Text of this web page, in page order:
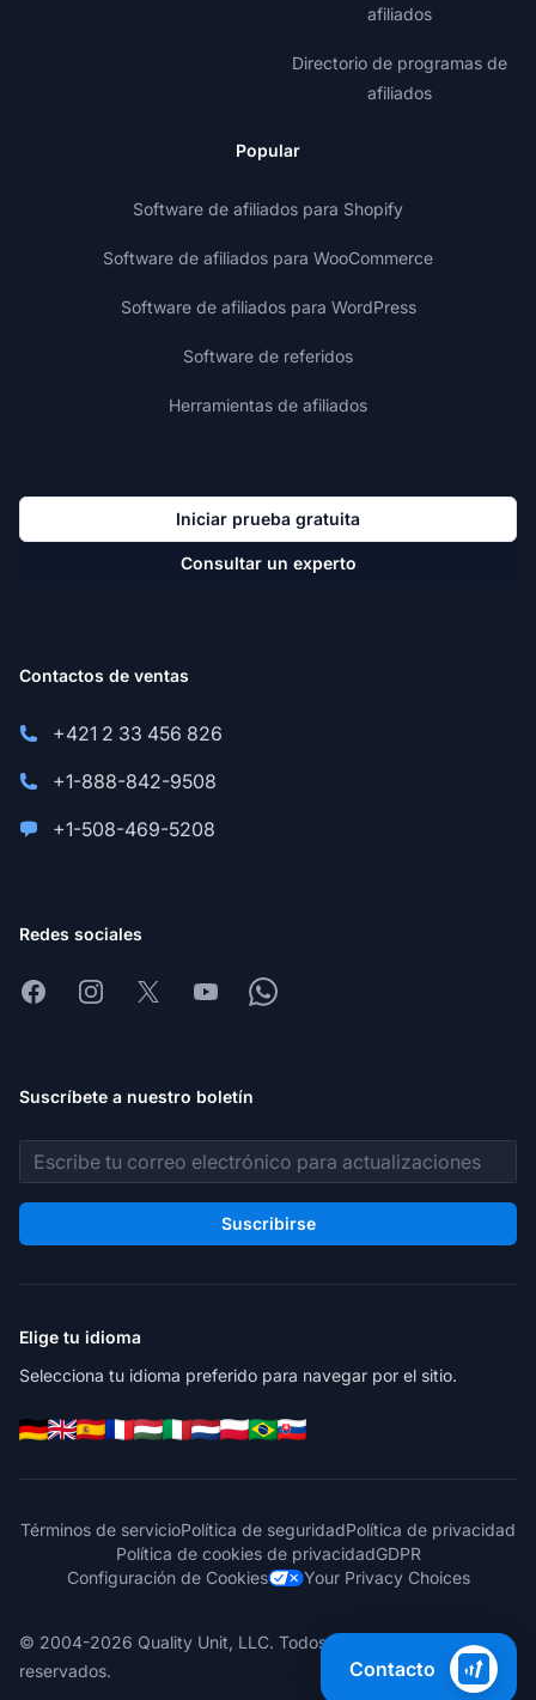
afiliados
Directorio de programas de
afiliados
Popular
Software de afiliados para Shopify
Software de afiliados para WooCommerce
Software de afiliados para WordPress
Software de referidos
Herramientas de afiliados
Iniciar prueba gratuita
Consultar un experto
Contactos de ventas
+421 2 33 456 826
+1-888-842-9508
+1-508-469-5208
Redes sociales
FacebookInstagram
X YoutubeWhatsapp
Suscríbete a nuestro boletín
Dirección de correo electrónico
Suscribirse
Elige tu idioma
Selecciona tu idioma preferido para navegar por el sitio.
Términos de servicioPolítica de seguridadPolítica de privacidad
Política de cookies de privacidadGDPR
Configuración de Cookies
Your Privacy Choices
© 2004-2026 Quality Unit, LLC. Todos los derechos
reservados.
Contacto